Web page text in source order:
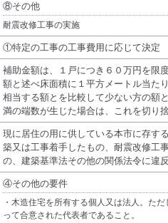
⑧その他
耐震改修工事の実施
①特定の工事の工事費用に応じて決定
補助金額は、１戸につき６０万円を限
額と述べ床面積に１平方メートル当た
相当する額とを比較して少ない方の額
満の端数が生じた場合は、これを切り
現に居住の用に供している本市に存す
築又は工事着手したもの、耐震改修工
の、建築基準法その他の関係法令に違
④その他の要件
・木造住宅を所有する個人又は法人。た
って合意された代表者であること。